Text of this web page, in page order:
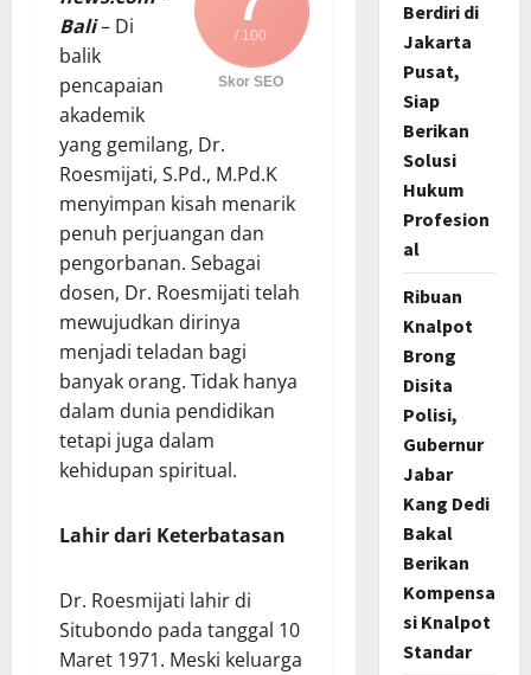
/ 100
Skor SEO
Bali– Di
balik
pencapaian
akademik
yang gemilang, Dr.
Roesmijati, S.Pd., M.Pd.K
menyimpan kisah menarik
penuh perjuangan dan
pengorbanan. Sebagai
dosen, Dr. Roesmijati telah
mewujudkan dirinya
menjadi teladan bagi
banyak orang. Tidak hanya
dalam dunia pendidikan
tetapi juga dalam
kehidupan spiritual.
Lahir dari Keterbatasan
Dr. Roesmijati lahir di
Situbondo pada tanggal 10
Maret 1971. Meski keluarga
Berdiri di
Jakarta
Pusat,
Siap
Berikan
Solusi
Hukum
Profesion
al
Ribuan
Knalpot
Brong
Disita
Polisi,
Gubernur
Jabar
Kang Dedi
Bakal
Berikan
Kompensa
si Knalpot
Standar